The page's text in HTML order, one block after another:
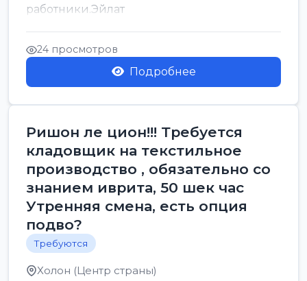
работники.Эйлат
24 просмотров
Подробнее
Ришон ле цион!!! Требуется
кладовщик на текстильное
производство , обязательно со
знанием иврита, 50 шек час
Утренняя смена, есть опция
подво?
Требуются
Холон (Центр страны)